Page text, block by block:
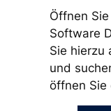
Öffnen
Software
Sie hierzu
und
öffnen Sie